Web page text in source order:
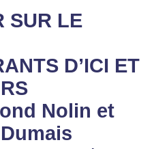
SUR LE
D’ICI ET
Nolin et